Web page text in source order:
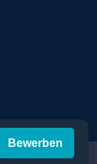
Bewerben